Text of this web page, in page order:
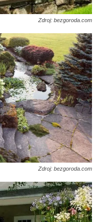
Zdroj: bezgoroda.com
Zdroj: bezgoroda.com